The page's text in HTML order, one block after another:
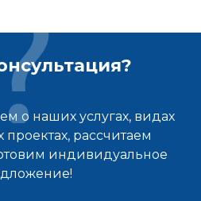
о наших услугах, видах
проектах, рассчитаем
индивидуальное